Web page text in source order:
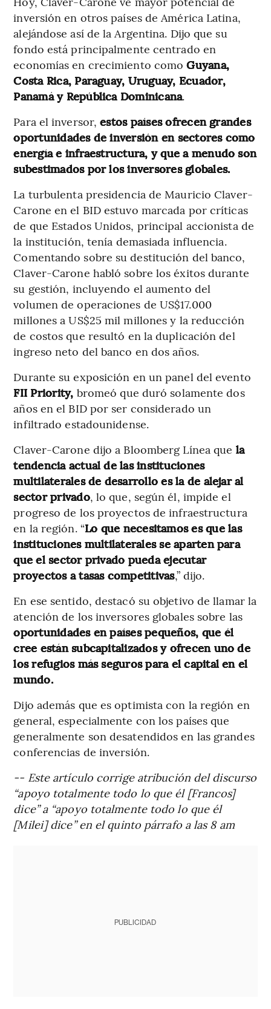
inversión en otros países de América Latina,
alejándose así de la Argentina. Dijo que su
fondo está principalmente centrado en
economías en crecimiento comoGuyana,
Costa Rica, Paraguay, Uruguay, Ecuador,
Panamá y República Dominicana.
Para el inversor,estos países ofrecen grandes
oportunidades de inversión en sectores como
energía e infraestructura, y que a menudo son
subestimados por los inversores globales.
La turbulenta presidencia de Mauricio Claver-
Carone en el BID estuvo marcada por críticas
de que Estados Unidos, principal accionista de
la institución, tenía demasiada influencia.
Comentando sobre su destitución del banco,
Claver-Carone habló sobre los éxitos durante
su gestión, incluyendo el aumento del
volumen de operaciones de US$17.000
millones a US$25 mil millones y la reducción
de costos que resultó en la duplicación del
ingreso neto del banco en dos años.
Durante su exposición en un panel del evento
FII Priority, bromeó que duró solamente dos
años en el BID por ser considerado un
infiltrado estadounidense.
Claver-Carone dijo a Bloomberg Línea que la
tendencia actual de las instituciones
multilaterales de desarrollo es la de alejar al
sector privado, lo que, según él, impide el
progreso de los proyectos de infraestructura
en la región. “Lo que necesitamos es que las
instituciones multilaterales se aparten para
que el sector privado pueda ejecutar
proyectos a tasas competitivas,” dijo.
En ese sentido, destacó su objetivo de llamar la
atención de los inversores globales sobre las
oportunidades en países pequeños, que él
cree están subcapitalizados y ofrecen uno de
los refugios más seguros para el capital en el
mundo.
Dijo además que es optimista con la región en
general, especialmente con los países que
generalmente son desatendidos en las grandes
conferencias de inversión.
-- Este artículo corrige atribución del discurso
“apoyo totalmente todo lo que él [Francos]
dice” a “apoyo totalmente todo lo que él
[Milei] dice” en el quinto párrafo a las 8 am
PUBLICIDAD